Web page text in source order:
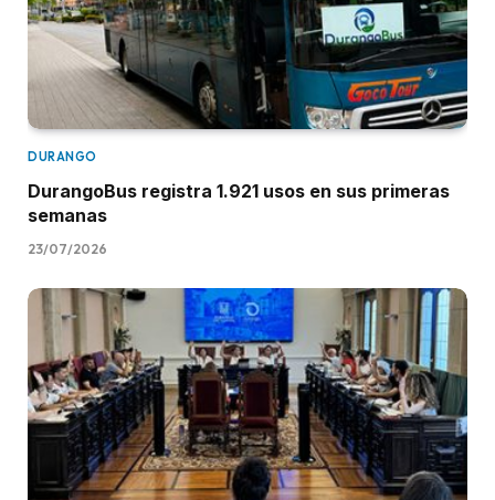
DURANGO
DurangoBus registra 1.921 usos en sus primeras
semanas
23/07/2026